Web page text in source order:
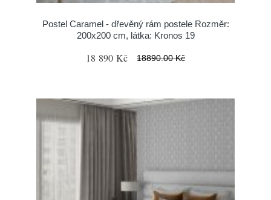
Postel Caramel - dřevěný rám postele Rozměr:
200x200 cm, látka: Kronos 19
18 890 Kč 18890.00 Kč